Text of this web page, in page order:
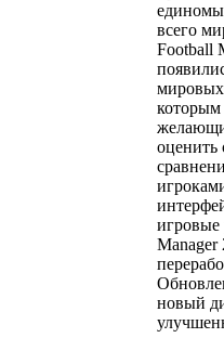
всего
Football
оценить
Manager
новый